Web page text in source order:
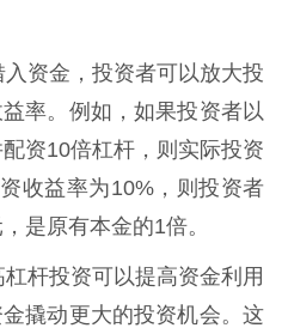
资金，投资者可以放大投
率。例如，如果投资者以
资10倍杠杆，则实际投资
收益率为10%，则投资者
是原有本金的1倍。
杆投资可以提高资金利用
撬动更大的投资机会。这